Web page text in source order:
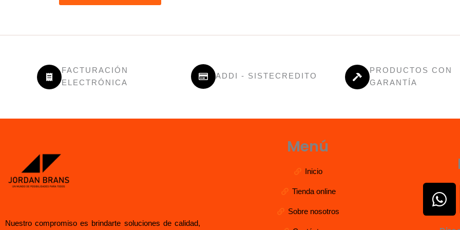
FACTURACIÓN
ELECTRÓNICA
ADDI - SISTECREDITO
PRODUCTOS CON
GARANTÍA
Nuestro compromiso es brindarte soluciones de calidad,
Menú
Inicio
Tienda online
Sobre nosotros
W
h
a